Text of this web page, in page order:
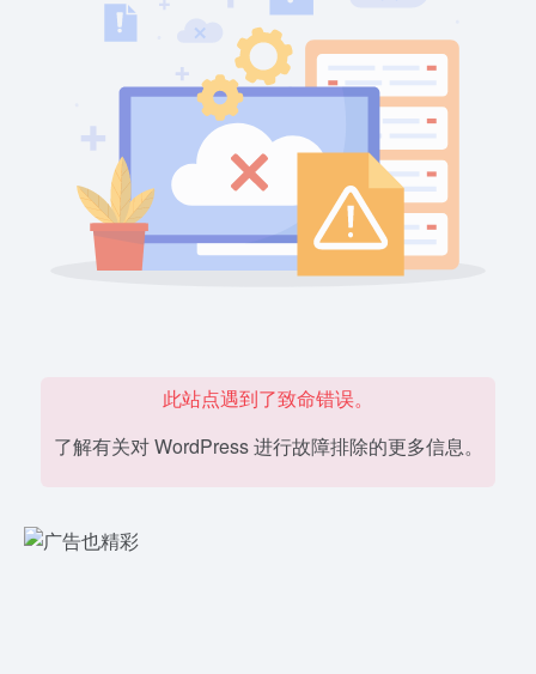
此站点遇到了致命错误。
了解有关对 WordPress 进行故障排除的更多信息。